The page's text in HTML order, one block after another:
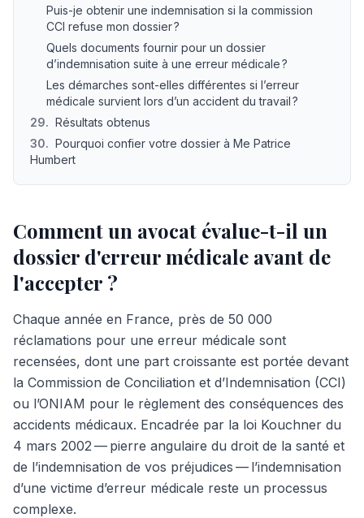
Puis-je obtenir une indemnisation si la commission
CCI refuse mon dossier ?
Quels documents fournir pour un dossier
d’indemnisation suite à une erreur médicale ?
Les démarches sont-elles différentes si l’erreur
médicale survient lors d’un accident du travail ?
29. Résultats obtenus
30. Pourquoi confier votre dossier à Me Patrice
Humbert
Comment un avocat évalue-t-il un
dossier d'erreur médicale avant de
l'accepter ?
Chaque année en France, près de 50 000
réclamations pour une erreur médicale sont
recensées, dont une part croissante est portée devant
la Commission de Conciliation et d’Indemnisation (CCI)
ou l’ONIAM pour le règlement des conséquences des
accidents médicaux. Encadrée par la loi Kouchner du
4 mars 2002 — pierre angulaire du droit de la santé et
de l’indemnisation de vos préjudices — l’indemnisation
d’une victime d’erreur médicale reste un processus
complexe.